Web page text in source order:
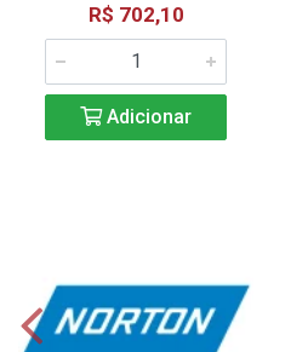
R$ 702,10
Adicionar